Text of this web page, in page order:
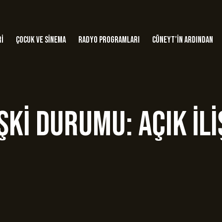
Çocuk ve Sinema Radyo Programları Cüneyt’in Ardından
Durumu: Açık